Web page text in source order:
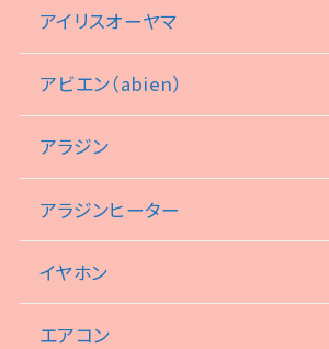
アイリスオーヤマ
アビエン（abien）
アラジン
アラジンヒーター
イヤホン
エアコン